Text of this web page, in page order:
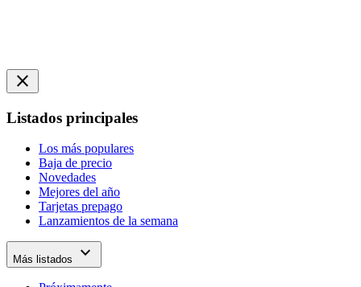
close
Listados principales
Los más populares
Baja de precio
Novedades
Mejores del año
Tarjetas prepago
Lanzamientos de la semana
Más listados expand_more